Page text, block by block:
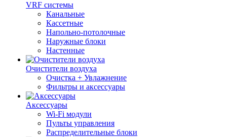
VRF системы
Канальные
Кассетные
Напольно-потолочные
Наружные блоки
Настенные
Очистители воздуха
Очистка + Увлажнение
Фильтры и аксессуары
Аксессуары
Wi-Fi модули
Пульты управления
Распределительные блоки